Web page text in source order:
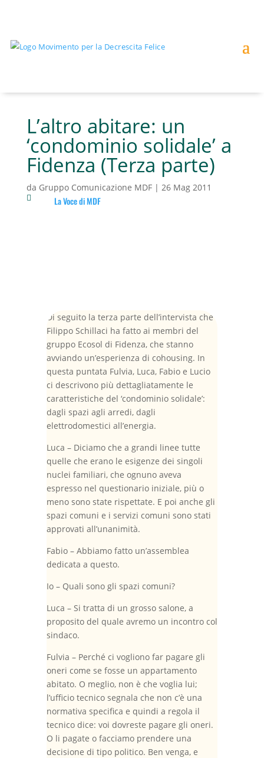
L’altro abitare: un
‘condominio solidale’ a
Fidenza (Terza parte)
da Gruppo Comunicazione MDF| 26 Mag 2011
 La Voce di MDF
Di seguito la terza parte dell’intervista che
Filippo Schillaci ha fatto ai membri del
gruppo Ecosol di Fidenza, che stanno
avviando un’esperienza di cohousing. In
questa puntata Fulvia, Luca, Fabio e Lucio
ci descrivono più dettagliatamente le
caratteristiche del ‘condominio solidale’:
dagli spazi agli arredi, dagli
elettrodomestici all’energia.
Luca – Diciamo che a grandi linee tutte
quelle che erano le esigenze dei singoli
nuclei familiari, che ognuno aveva
espresso nel questionario iniziale, più o
meno sono state rispettate. E poi anche gli
spazi comuni e i servizi comuni sono stati
approvati all’unanimità.
Fabio – Abbiamo fatto un’assemblea
dedicata a questo.
Io – Quali sono gli spazi comuni?
Luca – Si tratta di un grosso salone, a
proposito del quale avremo un incontro col
sindaco.
Fulvia – Perché ci vogliono far pagare gli
oneri come se fosse un appartamento
abitato. O meglio, non è che voglia lui;
l’ufficio tecnico segnala che non c’è una
normativa specifica e quindi a regola il
tecnico dice: voi dovreste pagare gli oneri.
O li pagate o facciamo prendere una
decisione di tipo politico. Ben venga, e